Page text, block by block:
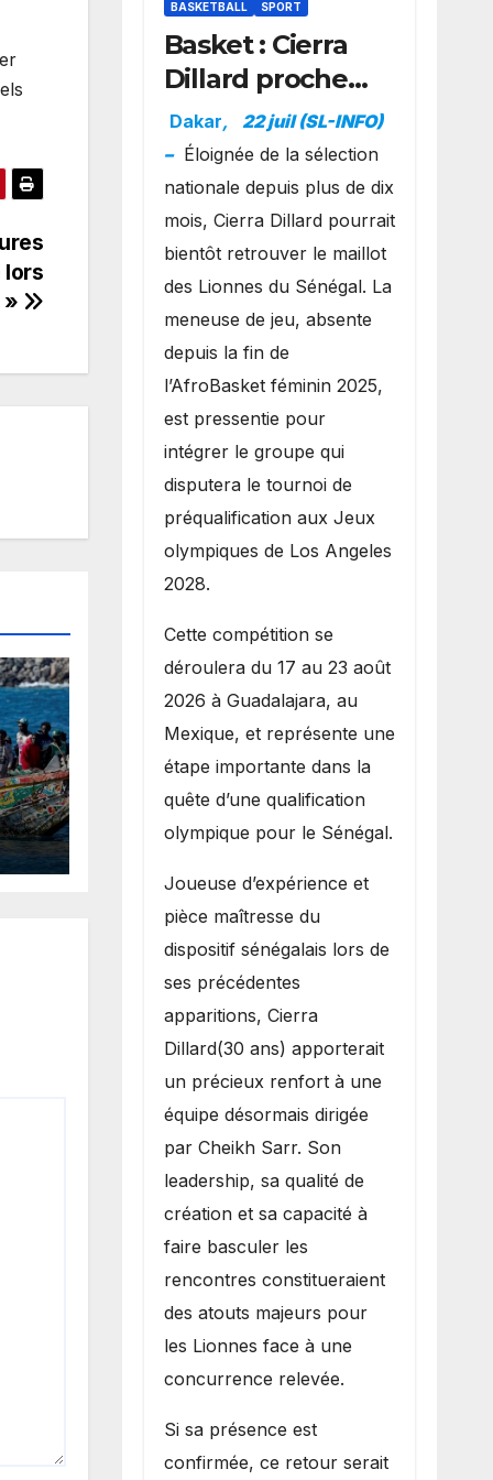
lors
»
BASKETBALL SPORT
Basket : Cierra
Dillard proche
d’un grand
retour avec les
Lionnes ?
Dakar,
22 juil (SL-INFO)
– Éloignée de la sélection
nationale depuis plus de dix
mois, Cierra Dillard pourrait
bientôt retrouver le maillot
des Lionnes du Sénégal. La
meneuse de jeu, absente
depuis la fin de
l’AfroBasket féminin 2025,
est pressentie pour
intégrer le groupe qui
disputera le tournoi de
préqualification aux Jeux
olympiques de Los Angeles
2028.
Cette compétition se
déroulera du 17 au 23 août
2026 à Guadalajara, au
Mexique, et représente une
étape importante dans la
quête d’une qualification
olympique pour le Sénégal.
Joueuse d’expérience et
pièce maîtresse du
dispositif sénégalais lors de
ses précédentes
apparitions, Cierra
Dillard(30 ans) apporterait
un précieux renfort à une
équipe désormais dirigée
par Cheikh Sarr. Son
leadership, sa qualité de
création et sa capacité à
faire basculer les
rencontres constitueraient
des atouts majeurs pour
les Lionnes face à une
concurrence relevée.
Si sa présence est
confirmée, ce retour serait